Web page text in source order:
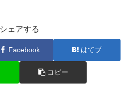
シェアする
Facebook はてブ
コピー